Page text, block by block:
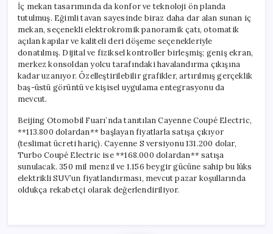
İç mekan tasarımında da konfor ve teknoloji ön planda
tutulmuş. Eğimli tavan sayesinde biraz daha dar alan sunan iç
mekan, seçenekli elektrokromik panoramik çatı, otomatik
açılan kapılar ve kaliteli deri döşeme seçenekleriyle
donatılmış. Dijital ve fiziksel kontroller birleşmiş; geniş ekran,
merkez konsoldan yolcu tarafındaki havalandırma çıkışına
kadar uzanıyor. Özelleştirilebilir grafikler, artırılmış gerçeklik
baş-üstü görüntü ve kişisel uygulama entegrasyonu da
mevcut.
Beijing Otomobil Fuarı’nda tanıtılan Cayenne Coupé Electric,
**113.800 dolardan** başlayan fiyatlarla satışa çıkıyor
(teslimat ücreti hariç). Cayenne S versiyonu 131.200 dolar,
Turbo Coupé Electric ise **168.000 dolardan** satışa
sunulacak. 350 mil menzil ve 1.156 beygir gücüne sahip bu lüks
elektrikli SUV’un fiyatlandırması, mevcut pazar koşullarında
oldukça rekabetçi olarak değerlendiriliyor.